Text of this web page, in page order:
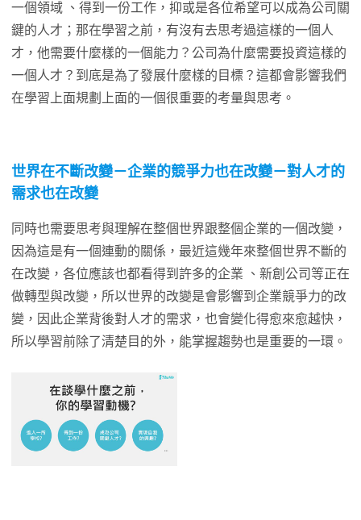
一個領域 、得到一份工作，抑或是各位希望可以成為公司關
鍵的人才；那在學習之前，有沒有去思考過這樣的一個人
才，他需要什麼樣的一個能力？公司為什麼需要投資這樣的
一個人才？到底是為了發展什麼樣的目標？這都會影響我們
在學習上面規劃上面的一個很重要的考量與思考。
世界在不斷改變－企業的競爭力也在改變－對人才的
需求也在改變
同時也需要思考與理解在整個世界跟整個企業的一個改變，
因為這是有一個連動的關係，最近這幾年來整個世界不斷的
在改變，各位應該也都看得到許多的企業 、新創公司等正在
做轉型與改變，所以世界的改變是會影響到企業競爭力的改
變，因此企業背後對人才的需求，也會變化得愈來愈越快，
所以學習前除了清楚目的外，能掌握趨勢也是重要的一環。